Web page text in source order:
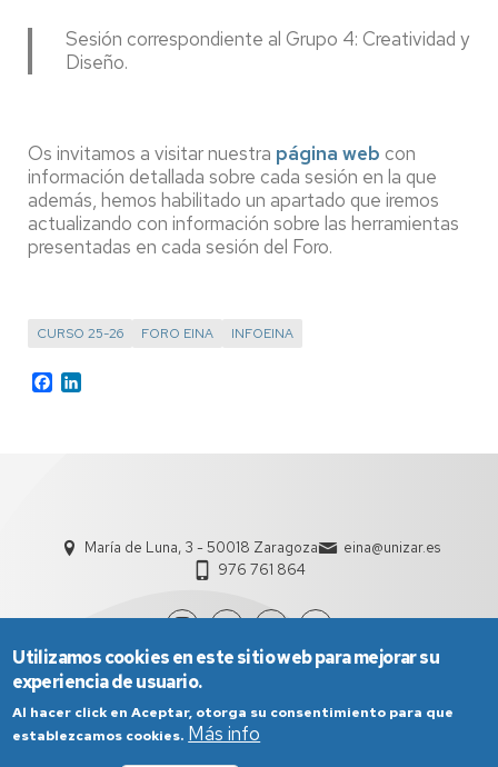
Sesión correspondiente al Grupo 4: Creatividad y
Diseño.
Os invitamos a visitar nuestra página web con
información detallada sobre cada sesión en la que
además, hemos habilitado un apartado que iremos
actualizando con información sobre las herramientas
presentadas en cada sesión del Foro.
CURSO 25-26 FORO EINA INFOEINA
Facebook
María de Luna, 3 - 50018 Zaragoza
eina@unizar.es
976 761 864
Utilizamos cookies en este sitio web para mejorar su
experiencia de usuario.
Al hacer click en Aceptar, otorga su consentimiento para que
establezcamos cookies. Más info